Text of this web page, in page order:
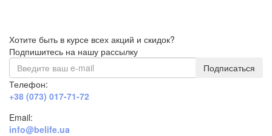
Хотите быть в курсе всех акций и скидок?
Подпишитесь на нашу рассылку
Подписаться
Телефон:
+38 (073) 017-71-72
Email:
info@belife.ua